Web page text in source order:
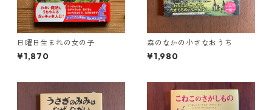
日曜日生まれの女の子
¥1,870
森のなかの小さなおうち
¥1,980